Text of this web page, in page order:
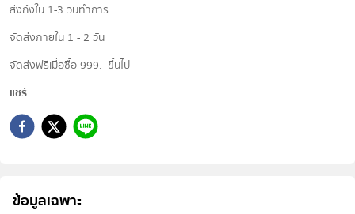
ส่งถึงใน 1-3 วันทำการ
จัดส่งภายใน 1 - 2 วัน
จัดส่งฟรีเมื่อซื้อ 999.- ขึ้นไป
แชร์
ข้อมูลเฉพาะ